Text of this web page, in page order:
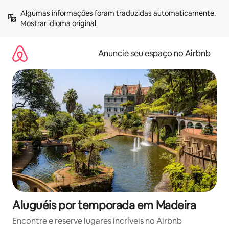
para
Mostrar idioma original
Anuncie seu espaço no Airbnb
Aluguéis por temporada em Madeira
Encontre e reserve lugares incríveis no Airbnb